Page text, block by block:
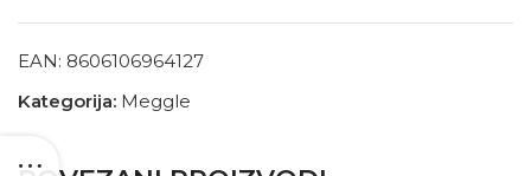
EAN: 8606106964127
Kategorija: Meggle